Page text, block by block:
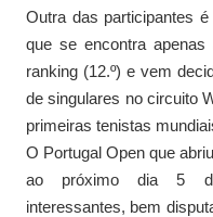
Outra das participantes
que se encontra
ranking (12.º) e vem
de singulares no circuito
primeiras tenistas
O Portugal Open que
ao próximo dia 5
interessantes, bem